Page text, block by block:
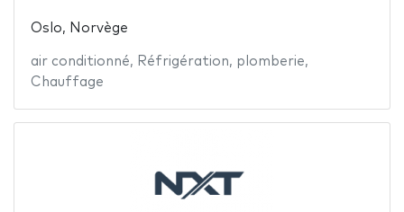
Oslo, Norvège
air conditionné, Réfrigération, plomberie,
Chauffage